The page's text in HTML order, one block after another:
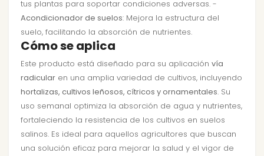
tus plantas para soportar condiciones adversas. -
Acondicionador de suelos: Mejora la estructura del
suelo, facilitando la absorción de nutrientes.
Cómo se aplica
Este producto está diseñado para su aplicación vía
radicular en una amplia variedad de cultivos, incluyendo
hortalizas, cultivos leñosos, cítricos y ornamentales. Su
uso semanal optimiza la absorción de agua y nutrientes,
fortaleciendo la resistencia de los cultivos en suelos
salinos. Es ideal para aquellos agricultores que buscan
una solución eficaz para mejorar la salud y el vigor de